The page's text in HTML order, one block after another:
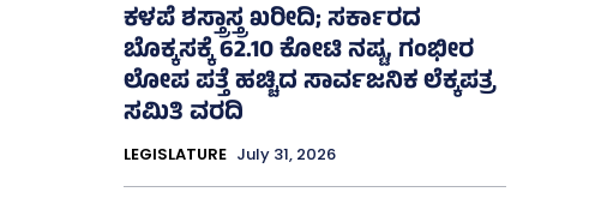
ಕಳಪೆ ಶಸ್ತ್ರಾಸ್ತ್ರ ಖರೀದಿ; ಸರ್ಕಾರದ
ಬೊಕ್ಕಸಕ್ಕೆ 62.10 ಕೋಟಿ ನಷ್ಟ, ಗಂಭೀರ
ಲೋಪ ಪತ್ತೆ ಹಚ್ಚಿದ ಸಾರ್ವಜನಿಕ ಲೆಕ್ಕಪತ್ರ
ಸಮಿತಿ ವರದಿ
LEGISLATURE July 31, 2026